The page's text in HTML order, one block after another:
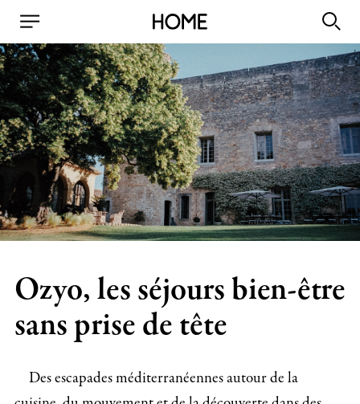
Ozyo, les séjours bien-être
sans prise de tête
Des escapades méditerranéennes autour de la